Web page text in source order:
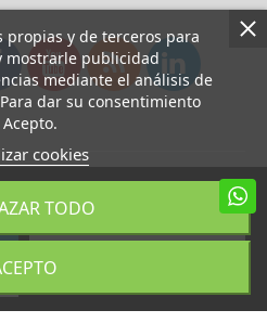
propias y de terceros para
mostrarle publicidad
mediante el análisis de
dar su consentimiento
cookies
TODOCOMPRAR AHORA
All Rights Reserved.